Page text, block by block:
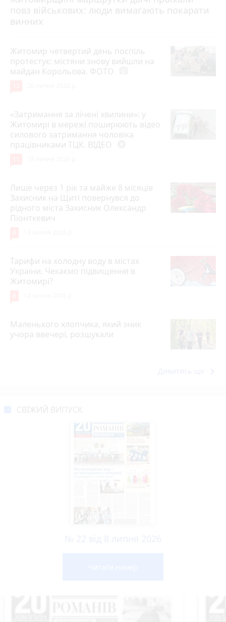
повз військових: люди вимагають покарати
винних
Житомир четвертий день поспіль
протестує: містяни знову вийшли на
майдан Корольова. ФОТО
«Затримання за лічені хвилини»: у
Житомирі в мережі поширюють відео
силового затримання чоловіка
працівниками ТЦК. ВІДЕО
Лише через 1 рік та майже 8 місяців
Захисник на Щиті повернувся до
рідного міста Захисник Олександр
Піонткевич
Тарифи на холодну воду в містах
України. Чекаємо підвищення в
Житомирі?
Маленького хлопчика, який зник
учора ввечері, розшукали